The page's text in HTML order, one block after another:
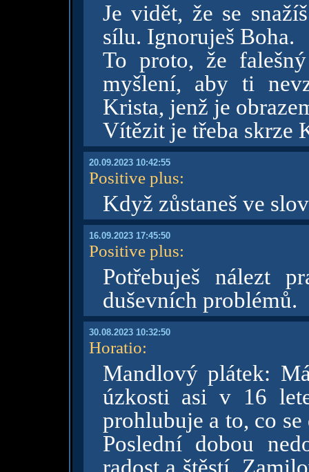
Je vidět, že se
sílu. Ignoruješ Boha.
To proto, že
myšlení, aby ti
Krista, jenž je
Vítězit je třeba skrze
20.09.2023 10:42:55
Positive plus:
Když zůstaneš ve
16.09.2023 17:45:50
Positive plus:
Potřebuješ nálezt
duševních problémů.
30.08.2023 10:32:50
Horatio:
Mandlový plátek:
úzkosti asi v 16
prohlubuje a to, co
Poslední dobou